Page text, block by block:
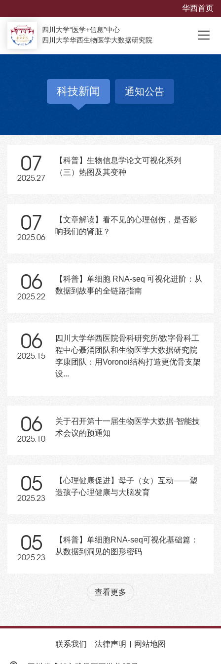
华西首页
四川大学“医学+信息”中心
四川大学华西生物医学大数据研究院
科技新闻 通知公告
07
2025.27
【科普】生物信息学论文可视化系列
（三）热图及其变种
07
2025.06
【文章解读】看不见的心理创伤，是否影
响我们的肾脏？
06
2025.22
【科普】单细胞 RNA-seq 可视化进阶：从
数据到故事的全链路指南
06
2025.15
四川大学华西医院骨科研究所/数字骨科工
程中心聂涌团队和生物医学大数据研究院
李康团队：用Voronoi结构打造更优骨支架
设...
06
2025.10
关于召开第十一届生物医学大数据·智能技
术会议的预通知
05
2025.23
【心理健康促进】母子（女）互动——塑
造孩子心理健康与大脑发育
05
2025.23
【科普】单细胞RNA-seq可视化基础篇：
从数据到洞见的图形密码
查看更多
联系我们 法律声明 网站地图